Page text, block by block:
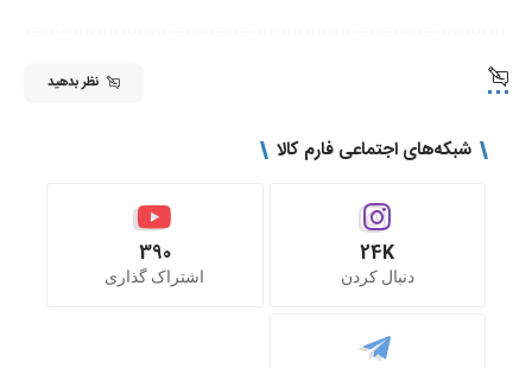
نظر بدهید
شبکه‌های اجتماعی فارم کالا
24K
دنبال کردن
390
اشتراک گذاری